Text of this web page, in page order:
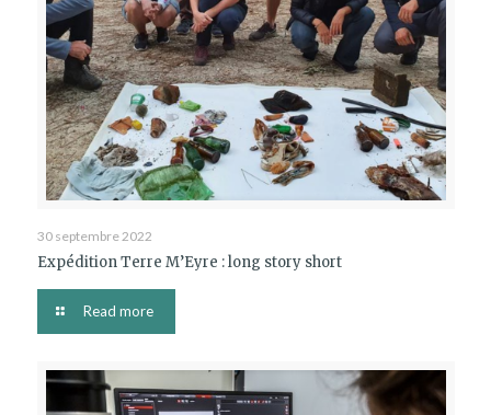
30 septembre 2022
Expédition Terre M’Eyre : long story short
Read more